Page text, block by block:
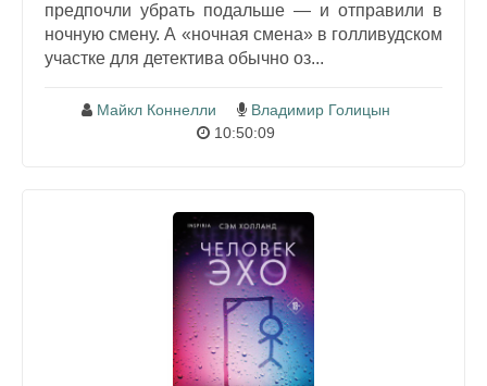
предпочли убрать подальше — и отправили в
ночную смену. А «ночная смена» в голливудском
участке для детектива обычно оз...
Майкл Коннелли
Владимир Голицын
10:50:09